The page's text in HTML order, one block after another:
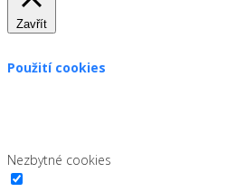
Zavřít
Použití cookies
Nezbytné cookies